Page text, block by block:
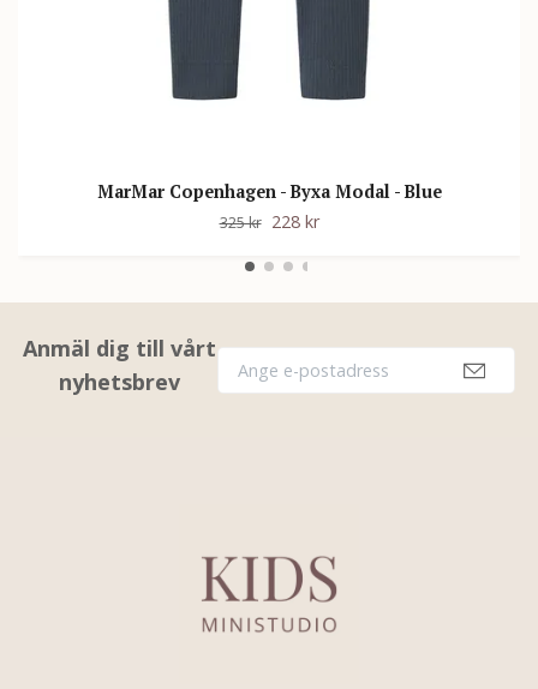
MarMar Copenhagen - Byxa Modal - Blue
325 kr 228 kr
Anmäl dig till vårt
nyhetsbrev